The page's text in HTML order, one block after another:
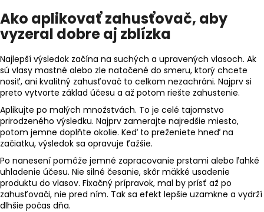
Ako aplikovať zahusťovač, aby
vyzeral dobre aj zblízka
Najlepší výsledok začína na suchých a upravených vlasoch. Ak
sú vlasy mastné alebo zle natočené do smeru, ktorý chcete
nosiť, ani kvalitný zahusťovač to celkom nezachráni. Najprv si
preto vytvorte základ účesu a až potom riešte zahustenie.
Aplikujte po malých množstvách. To je celé tajomstvo
prirodzeného výsledku. Najprv zamerajte najredšie miesto,
potom jemne doplňte okolie. Keď to preženiete hneď na
začiatku, výsledok sa opravuje ťažšie.
Po nanesení pomôže jemné zapracovanie prstami alebo ľahké
uhladenie účesu. Nie silné česanie, skôr mäkké usadenie
produktu do vlasov. Fixačný prípravok, mal by prísť až po
zahusťovači, nie pred ním. Tak sa efekt lepšie uzamkne a vydrží
dlhšie počas dňa.